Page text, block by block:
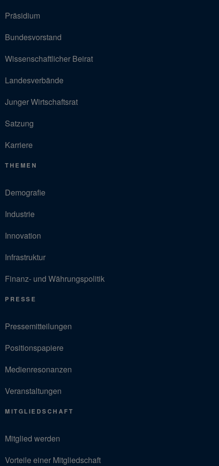
Präsidium
Bundesvorstand
Wissenschaftlicher Beirat
Landesverbände
Junger Wirtschaftsrat
Satzung
Karriere
THEMEN
Demografie
Industrie
Innovation
Infrastruktur
Finanz- und Währungspolitik
PRESSE
Pressemitteilungen
Positionspapiere
Medienresonanzen
Veranstaltungen
MITGLIEDSCHAFT
Mitglied werden
Vorteile einer Mitgliedschaft